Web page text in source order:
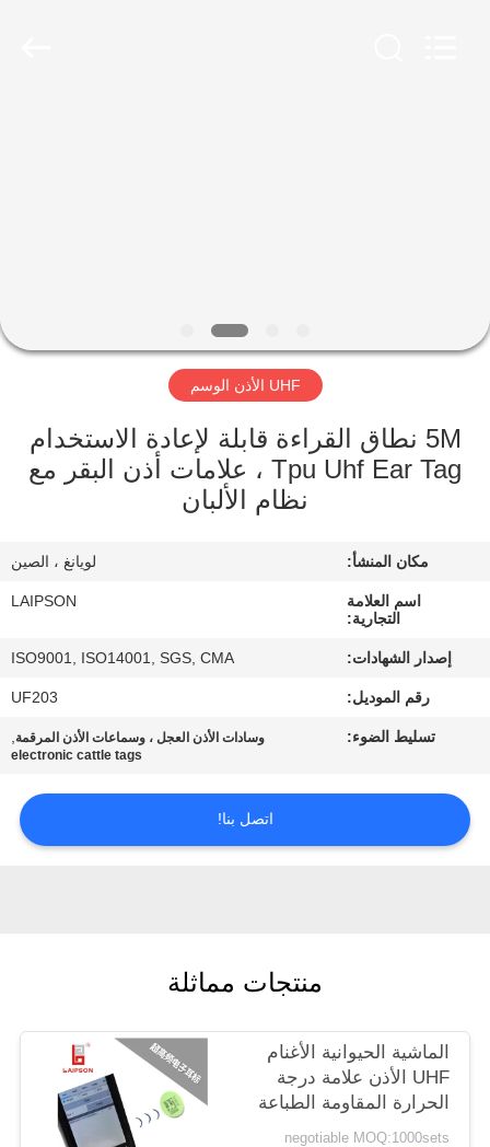
عنا
في
المعمل
مراقبة
اتصل
اطلب
PRIVACY
POLICY
UHF الأذن الوسم
5M نطاق القراءة قابلة لإعادة الاستخدام
Tpu Uhf Ear Tag ، علامات أذن البقر مع
نظام الألبان
مكان المنشأ: لويانغ ، الصين
اسم العلامة
التجارية:
LAIPSON
إصدار الشهادات: ISO9001, ISO14001, SGS, CMA
رقم الموديل: UF203
تسليط الضوء: وسادات الأذن العجل ، وسماعات الأذن المرقمة,
electronic cattle tags
اتصل بنا!
منتجات مماثلة
الماشية الحيوانية الأغنام
UHF الأذن علامة درجة
الحرارة المقاومة الطباعة
بالليزر
negotiable MOQ:1000sets